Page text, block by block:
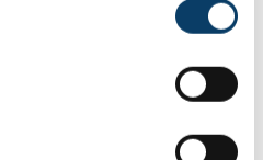
gaan wonen. De
komen wonen. Door
ontwikkelde Gujranwala